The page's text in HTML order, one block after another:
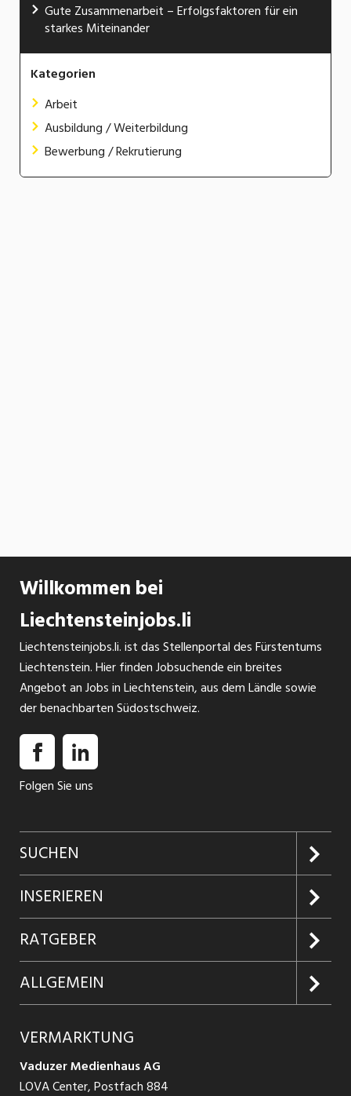
Gute Zusammenarbeit – Erfolgsfaktoren für ein
starkes Miteinander
Kategorien
Arbeit
Ausbildung / Weiterbildung
Bewerbung / Rekrutierung
Willkommen bei
Liechtensteinjobs.li
Liechtensteinjobs.li. ist das Stellenportal des Fürstentums
Liechtenstein. Hier finden Jobsuchende ein breites
Angebot an Jobs in Liechtenstein, aus dem Ländle sowie
der benachbarten Südostschweiz.
Folgen Sie uns
SUCHEN
Jobs suchen
Jobabo
Firmen entdecken
Jobs in Graubünden
Jobs in St. Gallen
Jobs in Glarus
INSERIEREN
Kundenlogin
Inserieren
Produkte
Schnittstelle
RATGEBER
Glossar
Ratgeber Bewerbung / Rekrutierung
ALLGEMEIN
AGB
VERMARKTUNG
Vaduzer Medienhaus AG
LOVA Center, Postfach 884